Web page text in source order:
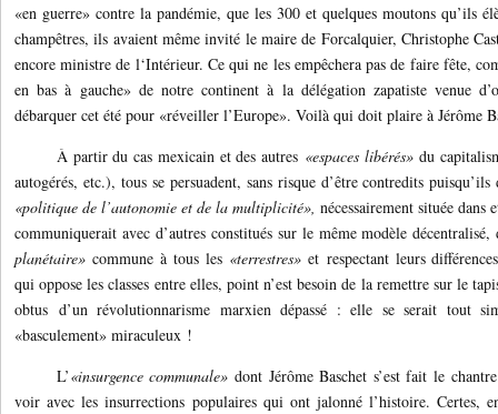
«en guerre» contre la pandémie, que les 300 et quelques moutons qu’ils
champêtres, ils avaient même invité le maire de Forcalquier, Christophe
encore ministre de l‘Intérieur. Ce qui ne les empêchera pas de faire fête,
en bas à gauche» de notre continent à la délégation zapatiste venue
débarquer cet été pour «réveiller l’Europe». Voilà qui doit plaire à Jérôme
À partir du cas mexicain et des autres «espaces libérés» du
autogérés, etc.), tous se persuadent, sans risque d’être contredits
«politique de l’autonomie et de la multiplicité», nécessairement située
communiquerait avec d’autres constitués sur le même modèle décentralisé,
planétaire» commune à tous les «terrestres» et respectant leurs
qui oppose les classes entre elles, point n’est besoin de la remettre sur le
obtus d’un révolutionnarisme marxien dépassé : elle se serait tout
«basculement» miraculeux !
L’«insurgence communale» dont Jérôme Baschet s’est fait le
voir avec les insurrections populaires qui ont jalonné l’histoire. Certes,